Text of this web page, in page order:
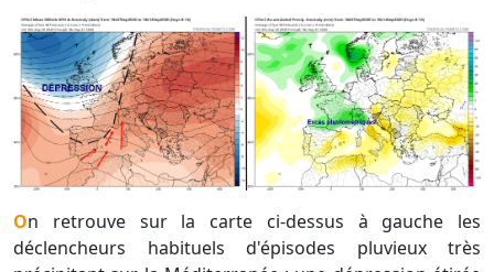
On retrouve sur la carte ci-dessus à gauche les
déclencheurs habituels d'épisodes pluvieux très